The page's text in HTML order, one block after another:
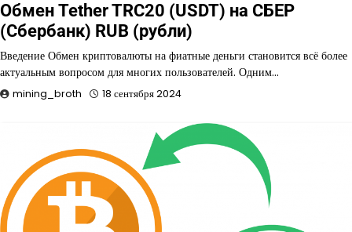
Обмен Tether TRC20 (USDT) на СБЕР
(Сбербанк) RUB (рубли)
Введение Обмен криптовалюты на фиатные деньги становится всё более
актуальным вопросом для многих пользователей. Одним…
mining_broth 18 сентября 2024